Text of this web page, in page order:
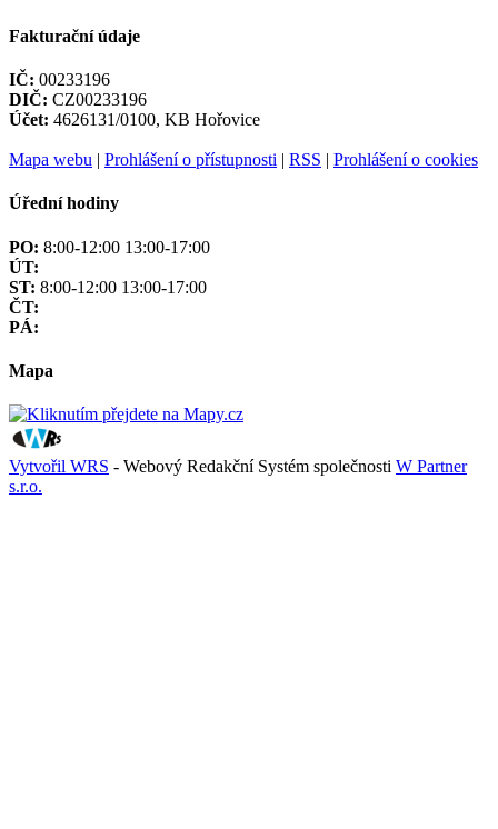
Fakturační údaje
IČ: 00233196
DIČ: CZ00233196
Účet: 4626131/0100, KB Hořovice
Mapa webu | Prohlášení o přístupnosti | RSS | Prohlášení o cookies
Úřední hodiny
PO: 8:00-12:00 13:00-17:00
ÚT:
ST: 8:00-12:00 13:00-17:00
ČT:
PÁ:
Mapa
Vytvořil WRS - Webový Redakční Systém společnosti W Partner
s.r.o.